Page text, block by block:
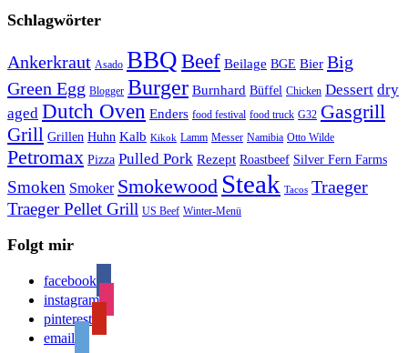
Schlagwörter
Ankerkraut Asado BBQBeef Beilage BGE Bier Big
Green Egg Blogger Burger Burnhard Büffel Chicken Dessert dry
aged Dutch Oven Enders food festival food truck G32 Gasgrill
Grill Grillen Huhn Kalb Kikok Lamm Messer Namibia Otto Wilde
Petromax Pizza Pulled Pork Rezept Roastbeef Silver Fern Farms
Smoken Smoker Smokewood Steak Tacos Traeger
Traeger Pellet Grill US Beef Winter-Menü
Folgt mir
facebook
instagram
pinterest
email